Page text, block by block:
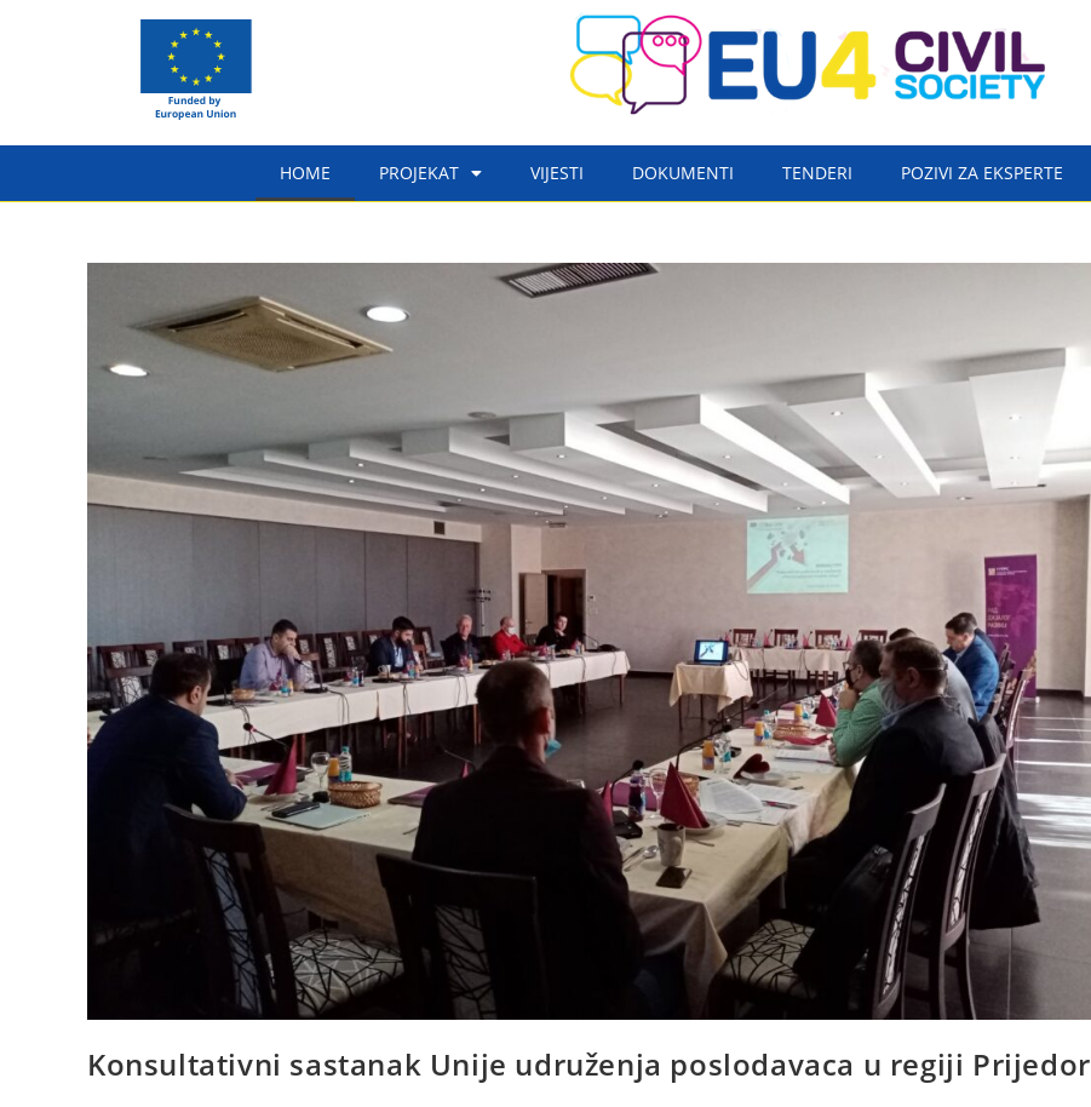
HOME PROJEKAT VIJESTI DOKUMENTI TENDERI POZIVI ZA EKSPERTE
Konsultativni sastanak Unije udruženja poslodavaca u regiji Prijedor